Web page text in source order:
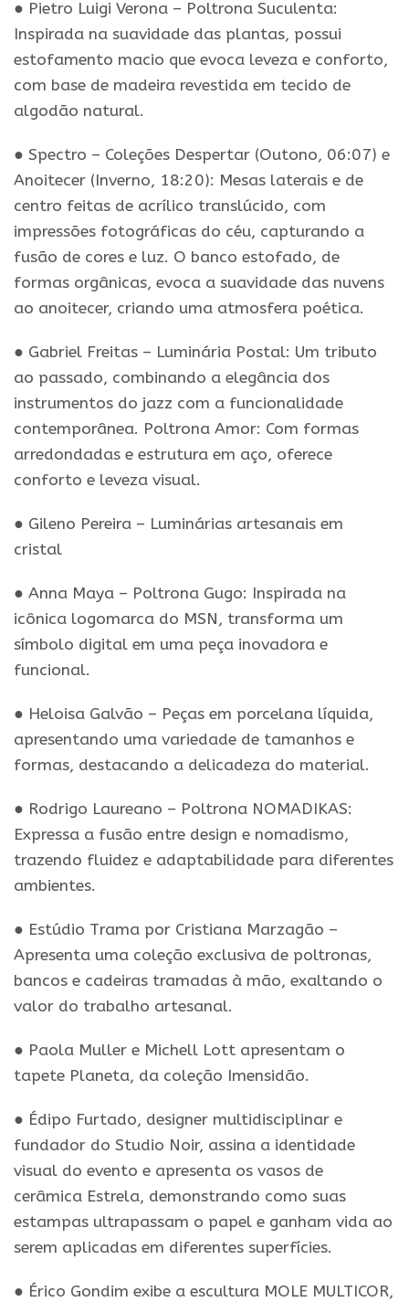
● Pietro Luigi Verona – Poltrona Suculenta:
Inspirada na suavidade das plantas, possui
estofamento macio que evoca leveza e conforto,
com base de madeira revestida em tecido de
algodão natural.
● Spectro – Coleções Despertar (Outono, 06:07) e
Anoitecer (Inverno, 18:20): Mesas laterais e de
centro feitas de acrílico translúcido, com
impressões fotográficas do céu, capturando a
fusão de cores e luz. O banco estofado, de
formas orgânicas, evoca a suavidade das nuvens
ao anoitecer, criando uma atmosfera poética.
● Gabriel Freitas – Luminária Postal: Um tributo
ao passado, combinando a elegância dos
instrumentos do jazz com a funcionalidade
contemporânea. Poltrona Amor: Com formas
arredondadas e estrutura em aço, oferece
conforto e leveza visual.
● Gileno Pereira – Luminárias artesanais em
cristal
● Anna Maya – Poltrona Gugo: Inspirada na
icônica logomarca do MSN, transforma um
símbolo digital em uma peça inovadora e
funcional.
● Heloisa Galvão – Peças em porcelana líquida,
apresentando uma variedade de tamanhos e
formas, destacando a delicadeza do material.
● Rodrigo Laureano – Poltrona NOMADIKAS:
Expressa a fusão entre design e nomadismo,
trazendo fluidez e adaptabilidade para diferentes
ambientes.
● Estúdio Trama por Cristiana Marzagão –
Apresenta uma coleção exclusiva de poltronas,
bancos e cadeiras tramadas à mão, exaltando o
valor do trabalho artesanal.
● Paola Muller e Michell Lott apresentam o
tapete Planeta, da coleção Imensidão.
● Édipo Furtado, designer multidisciplinar e
fundador do Studio Noir, assina a identidade
visual do evento e apresenta os vasos de
cerâmica Estrela, demonstrando como suas
estampas ultrapassam o papel e ganham vida ao
serem aplicadas em diferentes superfícies.
● Érico Gondim exibe a escultura MOLE MULTICOR,